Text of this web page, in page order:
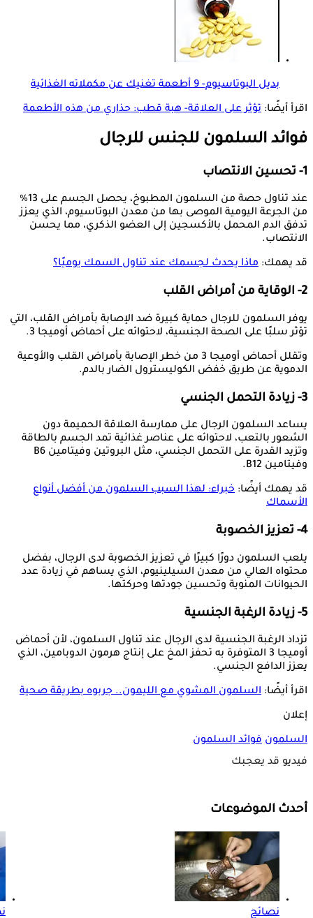
بديل البوتاسيوم- 9 أطعمة تغنيك عن مكملاته الغذائية
اقرأ أيضًا: تؤثر على العلاقة- هبة قطب: حذاري من هذه الأطعمة
فوائد السلمون للجنس للرجال
1- تحسين الانتصاب
عند تناول حصة من السلمون المطبوخ، يحصل الجسم على 13%
من الجرعة اليومية الموصى بها من معدن البوتاسيوم، الذي يعزز
تدفق الدم المحمل بالأكسجين إلى العضو الذكري، مما يحسن
الانتصاب.
قد يهمك: ماذا يحدث لجسمك عند تناول السمك يوميًا؟
2- الوقاية من أمراض القلب
يوفر السلمون للرجال حماية كبيرة ضد الإصابة بأمراض القلب، التي
تؤثر سلبًا على الصحة الجنسية، لاحتوائه على أحماض أوميجا 3.
وتقلل أحماض أوميجا 3 من خطر الإصابة بأمراض القلب والأوعية
الدموية عن طريق خفض الكوليسترول الضار بالدم.
3- زيادة التحمل الجنسي
يساعد السلمون الرجال على ممارسة العلاقة الحميمة دون
الشعور بالتعب، لاحتوائه على عناصر غذائية تمد الجسم بالطاقة
وتزيد القدرة على التحمل الجنسي، مثل البروتين وفيتامين B6
وفيتامين B12.
قد يهمك أيضًا: خبراء: لهذا السبب السلمون من أفضل أنواع
الأسماك
4- تعزيز الخصوبة
يلعب السلمون دورًا كبيرًا في تعزيز الخصوبة لدى الرجال، بفضل
محتواه العالي من معدن السيلينيوم، الذي يساهم في زيادة عدد
الحيوانات المنوية وتحسين جودتها وحركتها.
5- زيادة الرغبة الجنسية
تزداد الرغبة الجنسية لدى الرجال عند تناول السلمون، لأن أحماض
أوميجا 3 المتوفرة به تحفز المخ على إنتاج هرمون الدوبامين، الذي
يعزز الدافع الجنسي.
اقرأ أيضًا: السلمون المشوي مع الليمون.. جربوه بطريقة صحية
إعلان
السلمون فوائد السلمون
فيديو قد يعجبك
أحدث الموضوعات
نصائح